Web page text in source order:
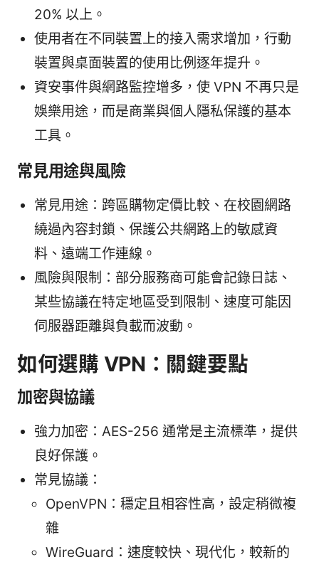
20% 以上。
使用者在不同裝置上的接入需求增加，行動
裝置與桌面裝置的使用比例逐年提升。
資安事件與網路監控增多，使 VPN 不再只是
娛樂用途，而是商業與個人隱私保護的基本
工具。
常見用途與風險
常見用途：跨區購物定價比較、在校園網路
繞過內容封鎖、保護公共網路上的敏感資
料、遠端工作連線。
風險與限制：部分服務商可能會記錄日誌、
某些協議在特定地區受到限制、速度可能因
伺服器距離與負載而波動。
如何選購 VPN：關鍵要點
加密與協議
強力加密：AES-256 通常是主流標準，提供
良好保護。
常見協議：
OpenVPN：穩定且相容性高，設定稍微複
雜
WireGuard：速度較快、現代化，較新的